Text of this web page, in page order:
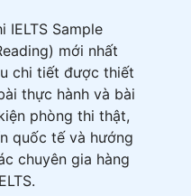
IELTS Sample
mới nhất
chi tiết được thiết
thực hành và bài
phòng thi thật,
quốc tế và hướng
chuyên gia hàng